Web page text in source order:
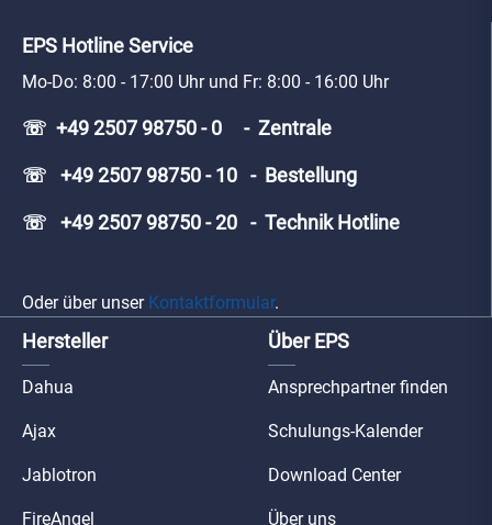
EPS Hotline Service
Mo-Do: 8:00 - 17:00 Uhr und Fr: 8:00 - 16:00 Uhr
☏ +49 2507 98750 - 0 - Zentrale
☏ +49 2507 98750 - 10 - Bestellung
☏ +49 2507 98750 - 20 - Technik Hotline
Oder über unser Kontaktformular.
Hersteller
Dahua
Ajax
Jablotron
FireAngel
Über EPS
Ansprechpartner finden
Schulungs-Kalender
Download Center
Über uns